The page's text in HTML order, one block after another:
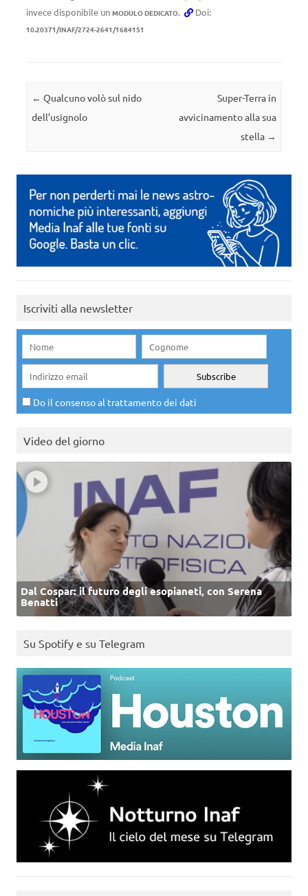
invece disponibile un MODULO DEDICATO. Doi:
10.20371/INAF/2724-2641/1684151
Navigazione articolo
← Qualcuno volò sul nido
dell’usignolo
Super-Terra in
avvicinamento alla sua
stella →
Iscriviti alla newsletter
Do il consenso al trattamento dei dati
Video del giorno
Dal Cospar: il futuro degli esopianeti, con Serena
Benatti
Su Spotify e su Telegram